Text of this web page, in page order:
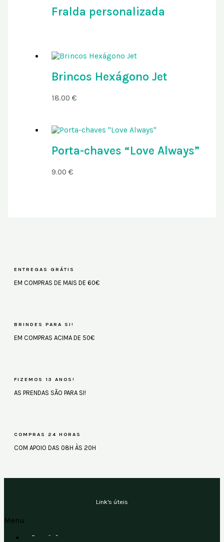
Fralda personalizada
Brincos Hexágono Jet
18.00 €
Porta-chaves “Love Always”
9.00 €
ENTREGAS GRÁTIS
EM COMPRAS DE MAIS DE 60€
BRINDES PARA SI!
EM COMPRAS ACIMA DE 50€
FIZEMOS 13 ANOS!
AS PRENDAS SÃO PARA SI!
COMPRAS 24 HORAS
COM APOIO DAS 08H ÀS 20H
Link's úteis
Menu
Expedição